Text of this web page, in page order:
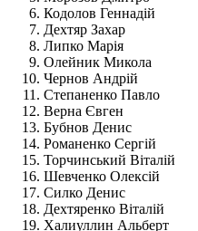
Кодолов Геннадій
Дехтяр Захар
Липко Марія
Олейник Микола
Чернов Андрій
Степаненко Павло
Верна Євген
Бубнов Денис
Романенко Сергій
Торчинський Віталій
Шевченко Олексій
Силко Денис
Дехтяренко Віталій
Халиуллин Альберт